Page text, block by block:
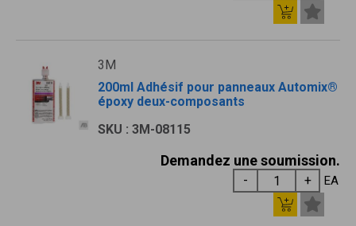
3M
200ml Adhésif pour panneaux Automix®
époxy deux-composants
SKU : 3M-08115
Demandez une soumission.
EA